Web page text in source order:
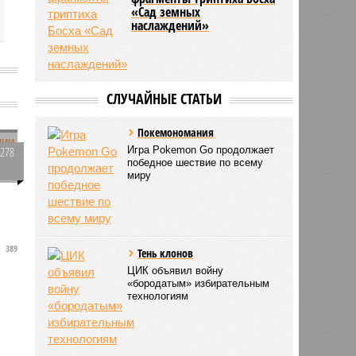
389
«Сад земных
наслаждений»
СЛУЧАЙНЫЕ СТАТЬИ
Покемономания
Игра Pokemon Go продолжает
победное шествие по всему
миру
Тень клонов
ЦИК объявил войну
«бородатым» избирательным
технологиям